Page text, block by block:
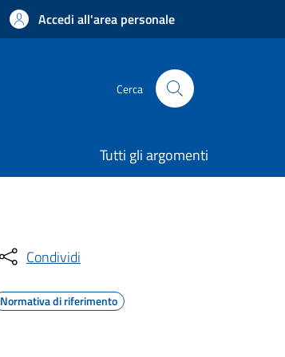
Accedi all'area personale
Cerca
Tutti gli argomenti
Condividi
Normativa di riferimento